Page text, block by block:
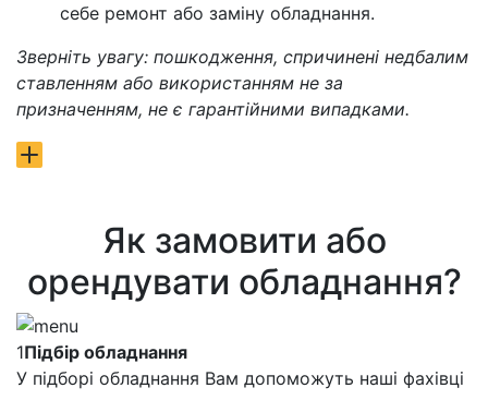
себе ремонт або заміну обладнання.
Зверніть увагу: пошкодження, спричинені недбалим
ставленням або використанням не за
призначенням, не є гарантійними випадками.
Як замовити або
орендувати обладнання?
1Підбір обладнання
У підборі обладнання Вам допоможуть наші фахівці